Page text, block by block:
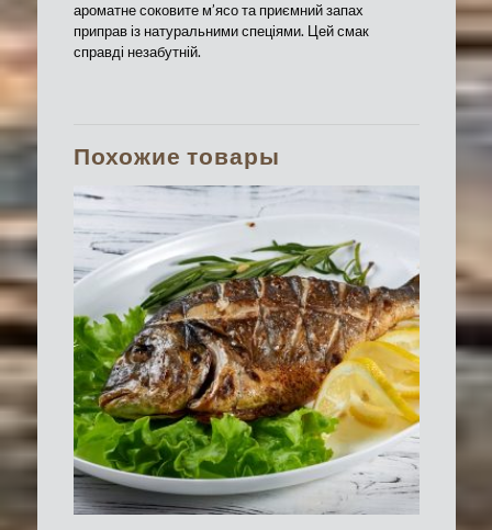
ароматне соковите м’ясо та приємний запах
приправ із натуральними спеціями. Цей смак
справді незабутній.
Похожие товары